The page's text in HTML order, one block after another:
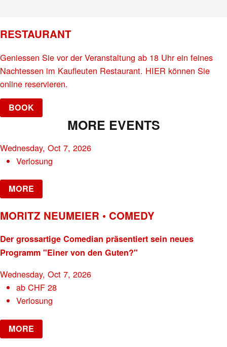
RESTAURANT
Geniessen Sie vor der Veranstaltung ab 18 Uhr ein feines
Nachtessen im Kaufleuten Restaurant. HIER können Sie
online reservieren.
BOOK
MORE EVENTS
Wednesday, Oct 7, 2026
Verlosung
MORE
MORITZ NEUMEIER • COMEDY
Der grossartige Comedian präsentiert sein neues
Programm "Einer von den Guten?"
Wednesday, Oct 7, 2026
abCHF 28
Verlosung
MORE